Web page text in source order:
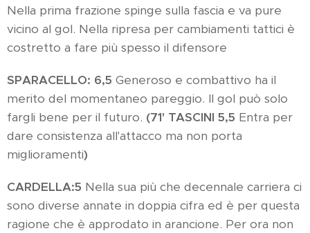
Nella prima frazione spinge sulla fascia e va pure
vicino al gol. Nella ripresa per cambiamenti tattici è
costretto a fare più spesso il difensore
SPARACELLO: 6,5 Generoso e combattivo ha il
merito del momentaneo pareggio. Il gol può solo
fargli bene per il futuro. (71' TASCINI 5,5 Entra per
dare consistenza all'attacco ma non porta
miglioramenti)
CARDELLA:5 Nella sua più che decennale carriera ci
sono diverse annate in doppia cifra ed è per questa
ragione che è approdato in arancione. Per ora non